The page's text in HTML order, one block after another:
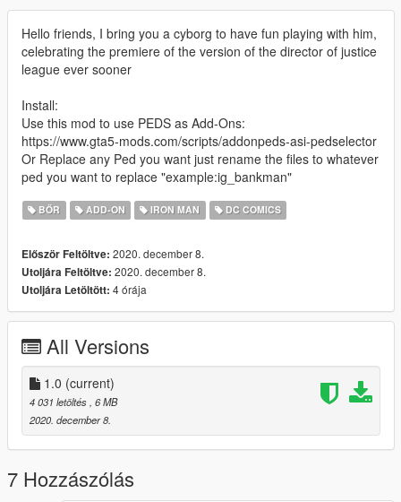
Hello friends, I bring you a cyborg to have fun playing with him,
celebrating the premiere of the version of the director of justice
league ever sooner
Install:
Use this mod to use PEDS as Add-Ons:
https://www.gta5-mods.com/scripts/addonpeds-asi-pedselector
Or Replace any Ped you want just rename the files to whatever
ped you want to replace "example:ig_bankman"
BŐR ADD-ON IRON MAN DC COMICS
Először Feltöltve: 2020. december 8.
Utoljára Feltöltve: 2020. december 8.
Utoljára Letöltött: 4 órája
All Versions
1.0 (current)
4 031 letöltés, 6 MB
2020. december 8.
7 Hozzászólás